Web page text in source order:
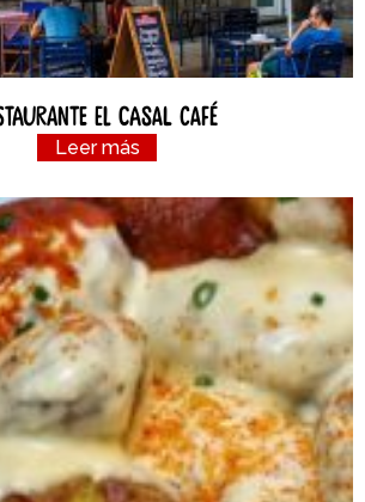
el Casal Café
Leer más